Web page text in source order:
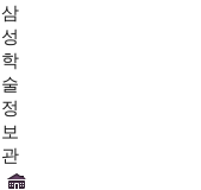
삼
성
학
술
정
보
관